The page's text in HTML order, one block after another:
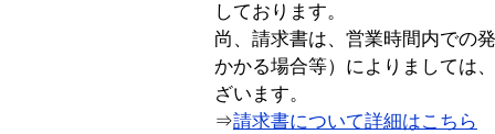
しております。
尚、請求書は、営業時間内での
かかる場合等）によりましては
ざいます。
⇒請求書について詳細はこちら